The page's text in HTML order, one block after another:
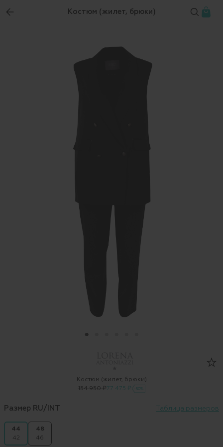
Костюм (жилет, брюки)
Костюм (жилет, брюки)
154 950 ₽77 475 ₽ -50%
Размер RU/INT Таблица размеров
44
42
48
46